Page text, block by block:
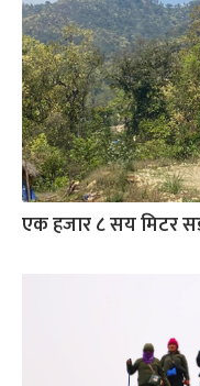
एक हजार ८ सय मिटर